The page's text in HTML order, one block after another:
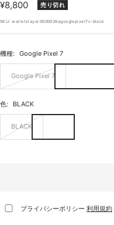
セ
ー
ル
価
格
¥8,800 売り切れ
SKU:walletslayer0000038agooglepixel7c-black
機種: Google Pixel 7
Google Pixel 7
色: BLACK
BLACK
プライバシーポリシー 利用規約